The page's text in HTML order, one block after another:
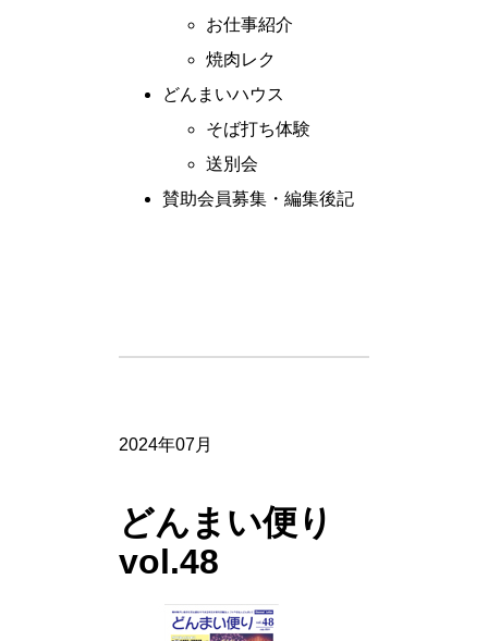
お仕事紹介
焼肉レク
どんまいハウス
そば打ち体験
送別会
賛助会員募集・編集後記
2024年07月
どんまい便り
vol.48